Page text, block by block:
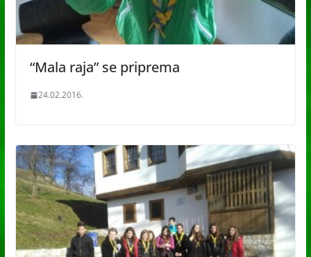
“Mala raja” se priprema
24.02.2016.